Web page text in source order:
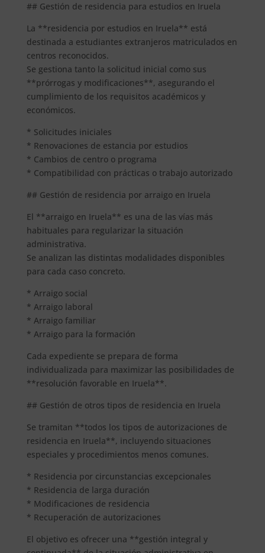
## Gestión de residencia para estudios en Iruela
La **residencia por estudios en Iruela** está
destinada a estudiantes extranjeros matriculados en
centros reconocidos.
Se gestiona tanto la solicitud inicial como sus
**prórrogas y modificaciones**, asegurando el
cumplimiento de los requisitos académicos y
económicos.
* Solicitudes iniciales
* Renovaciones de estancia por estudios
* Cambios de centro o programa
* Compatibilidad con prácticas o trabajo autorizado
## Gestión de residencia por arraigo en Iruela
El **arraigo en Iruela** es una de las vías más
habituales para regularizar la situación
administrativa.
Se analizan las distintas modalidades disponibles
para cada caso concreto.
* Arraigo social
* Arraigo laboral
* Arraigo familiar
* Arraigo para la formación
Cada expediente se prepara de forma
individualizada para maximizar las posibilidades de
**resolución favorable en Iruela**.
## Gestión de otros tipos de residencia en Iruela
Se tramitan **todos los tipos de autorizaciones de
residencia en Iruela**, incluyendo situaciones
especiales y procedimientos menos comunes.
* Residencia por circunstancias excepcionales
* Residencia de larga duración
* Modificaciones de residencia
* Recuperación de autorizaciones
El objetivo es ofrecer una **gestión integral y